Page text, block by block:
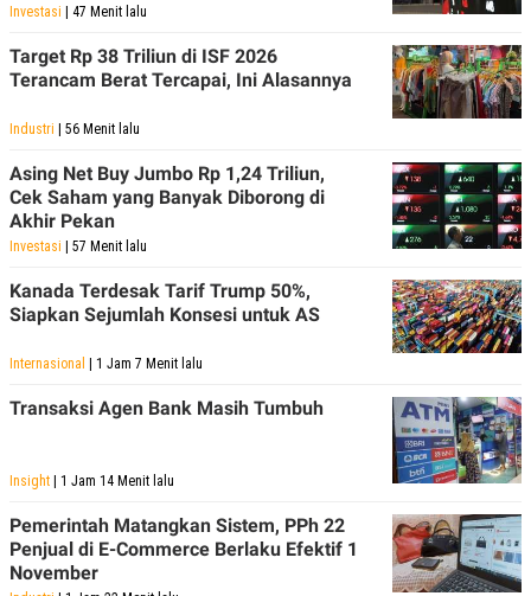
Investasi | 47 Menit lalu
Target Rp 38 Triliun di ISF 2026
Terancam Berat Tercapai, Ini Alasannya
Industri | 56 Menit lalu
Asing Net Buy Jumbo Rp 1,24 Triliun,
Cek Saham yang Banyak Diborong di
Akhir Pekan
Investasi | 57 Menit lalu
Kanada Terdesak Tarif Trump 50%,
Siapkan Sejumlah Konsesi untuk AS
Internasional | 1 Jam 7 Menit lalu
Transaksi Agen Bank Masih Tumbuh
Insight | 1 Jam 14 Menit lalu
Pemerintah Matangkan Sistem, PPh 22
Penjual di E-Commerce Berlaku Efektif 1
November